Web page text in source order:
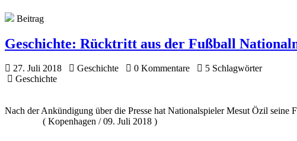
Beitrag
Geschichte: Rücktritt aus der Fußball
27. Juli 2018 Geschichte 0 Kommentare
5 Schlagwörter
Geschichte
Nach der Ankündigung über die Presse hat Nationalspieler Mesut Özil
( Kopenhagen / 09. Juli 2018 )